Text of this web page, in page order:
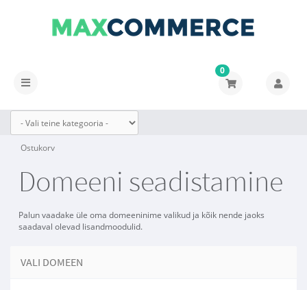
Lülitage
0
Ostukorv
Domeeni seadistamine
Palun vaadake üle oma domeeninime valikud ja kõik nende jaoks
saadaval olevad lisandmoodulid.
VALI DOMEEN